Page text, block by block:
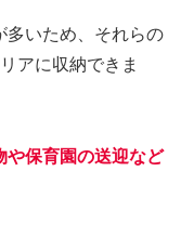
多いため、それらの
アに収納できま
や保育園の送迎など